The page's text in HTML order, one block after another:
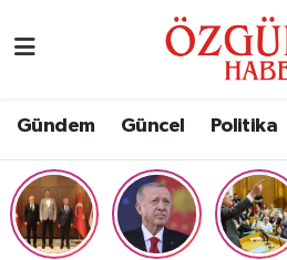
Gündem Güncel Politika
Eğitim
Ekonomi
Nöbetçi Eczaneler
Namaz Vakitleri
Trafik Durumu